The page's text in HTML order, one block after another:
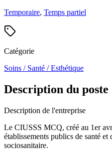
Temporaire, Temps partiel
Catégorie
Soins / Santé / Esthétique
Description du poste
Description de l'entreprise
Le CIUSSS MCQ, créé au 1er
établissements publics de santé
sociosanitaire.